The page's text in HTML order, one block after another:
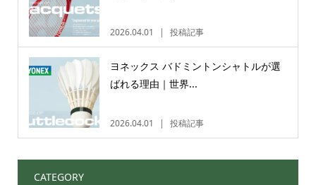
2026.04.01 投稿記事
ヨネックス バドミントンシャトルが選
ばれる理由｜世界...
2026.04.01 投稿記事
CATEGORY